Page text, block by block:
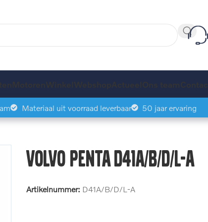
Materiaal uit voorraad leverbaar 50 jaar ervaring
Volvo Penta D41A/B/D/L-A
Artikelnummer: D41A/B/D/L-A